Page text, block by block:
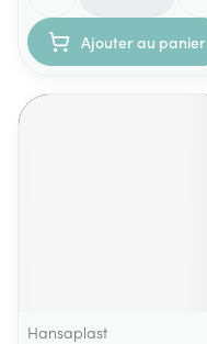
Ajouter au panier
Hansaplast